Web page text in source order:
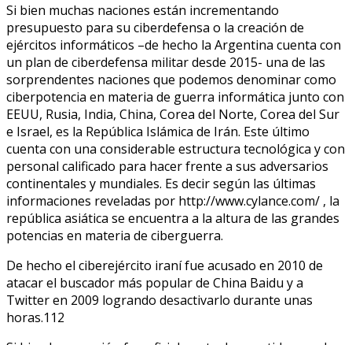
Si bien muchas naciones están incrementando
presupuesto para su ciberdefensa o la creación de
ejércitos informáticos –de hecho la Argentina cuenta con
un plan de ciberdefensa militar desde 2015- una de las
sorprendentes naciones que podemos denominar como
ciberpotencia en materia de guerra informática junto con
EEUU, Rusia, India, China, Corea del Norte, Corea del Sur
e Israel, es la República Islámica de Irán. Este último
cuenta con una considerable estructura tecnológica y con
personal calificado para hacer frente a sus adversarios
continentales y mundiales. Es decir según las últimas
informaciones reveladas por http://www.cylance.com/ , la
república asiática se encuentra a la altura de las grandes
potencias en materia de ciberguerra.
De hecho el ciberejército iraní fue acusado en 2010 de
atacar el buscador más popular de China Baidu y a
Twitter en 2009 logrando desactivarlo durante unas
horas.112